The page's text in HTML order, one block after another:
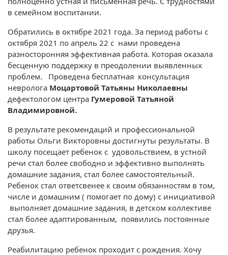
в семейном воспитании.
Обратились в октябре 2021 года. За период работы с
октября 2021 по апрель 22 с нами проведена
разносторонняя эффективная работа. Которая оказала
бесценную поддержку в преодолении выявленных
проблем. Проведена бесплатная консультация
невролога Моцартовой Татьяны Николаевны
дефектологом центра Гумеровой Татьяной
Владимировной.
В результате рекомендаций и профессиональной
работы Ольги Викторовны достигнуты результаты. В
школу посещает ребенок с удовольствием, в устной
речи стал более свободно и эффективно выполнять
домашние задания, стал более самостоятельный.
Ребенок стал ответсвенее к своим обязанностям в том,
числе и домашним ( помогает по дому) с инициативой
выполняет домашние задания, в детском коллективе
стал более адаптированным, появились постоянные
друзья.
Реабилитацию ребенок проходит с рождения. Хочу